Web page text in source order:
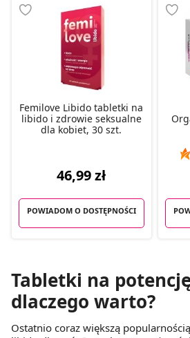
Femilove Libido tabletki na
libido i zdrowie seksualne
dla kobiet, 30 szt.
46,99 zł
POWIADOM O DOSTĘPNOŚCI
Tabletki na
dlaczego warto?
Ostatnio coraz większą